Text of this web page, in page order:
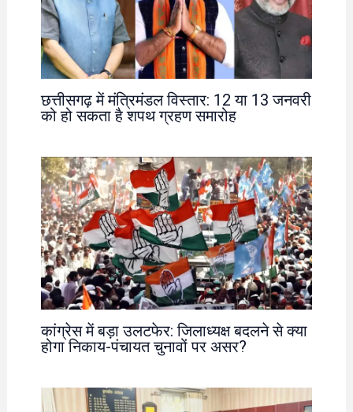
छत्तीसगढ़ में मंत्रिमंडल विस्तार: 12 या 13 जनवरी
को हो सकता है शपथ ग्रहण समारोह
कांग्रेस में बड़ा उलटफेर: जिलाध्यक्ष बदलने से क्या
होगा निकाय-पंचायत चुनावों पर असर?